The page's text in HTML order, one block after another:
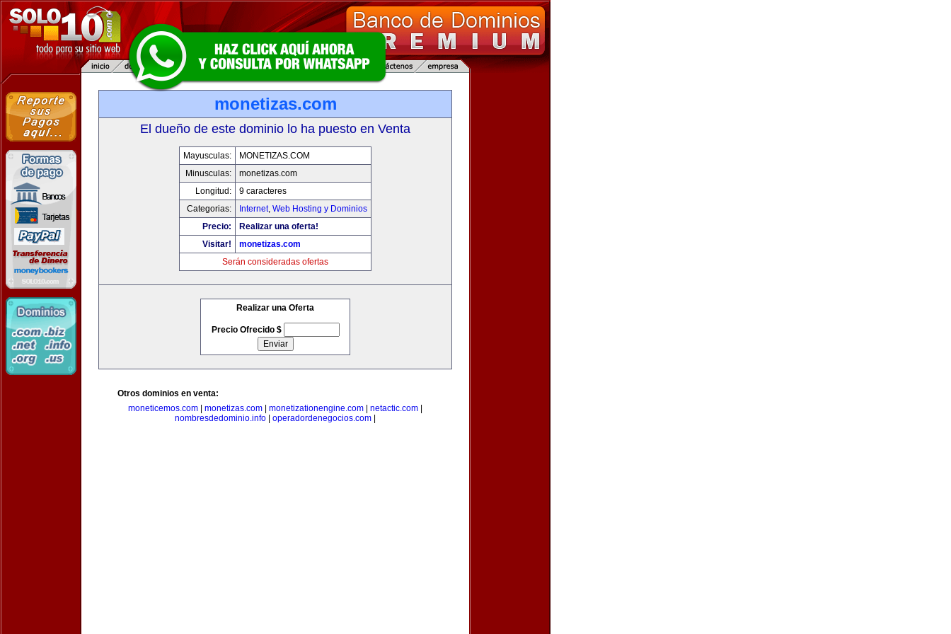
monetizas.com
El dueño de este dominio lo ha puesto en Venta
Mayusculas:
MONETIZAS.COM
Minusculas:
monetizas.com
Longitud:
9 caracteres
Categorias:
Internet, Web Hosting y Dominios
Precio:
Realizar una oferta!
Visitar!
monetizas.com
Serán consideradas ofertas
Realizar una Oferta
Precio Ofrecido $
Otros dominios en venta:
moneticemos.com
monetizas.com monetizationengine.com netactic.com
nombresdedominio.info
operadordenegocios.com